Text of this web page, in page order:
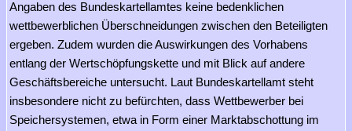
Angaben des Bundeskartellamtes keine bedenklichen
wettbewerblichen Überschneidungen zwischen den Beteiligten
ergeben. Zudem wurden die Auswirkungen des Vorhabens
entlang der Wertschöpfungskette und mit Blick auf andere
Geschäftsbereiche untersucht. Laut Bundeskartellamt steht
insbesondere nicht zu befürchten, dass Wettbewerber bei
Speichersystemen, etwa in Form einer Marktabschottung im